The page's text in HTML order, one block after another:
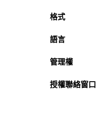
格式
語言
管理權
授權聯絡窗口